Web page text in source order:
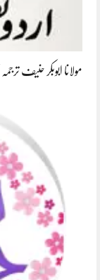
مولانا ابوبکر حنیف ترجمہ